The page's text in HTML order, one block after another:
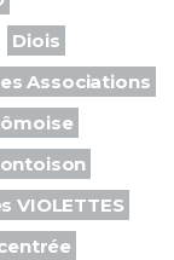
Diois
Associations
VIOLETTES